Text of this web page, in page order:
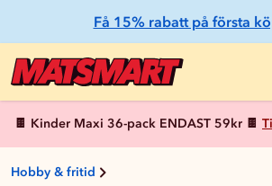
Få 15% rabatt på första
🍫 Kinder Maxi 36-pack ENDAST 59kr 🍫
Hobby & fritid